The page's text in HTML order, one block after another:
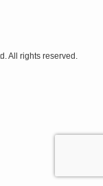
All rights reserved.